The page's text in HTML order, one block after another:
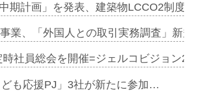
期計画」を発表、建築物LCCO2制度
業、「外国人との取引実務調査」新規
時社員総会を開催=ジェルコビジョン
も応援PJ」3社が新たに参加…